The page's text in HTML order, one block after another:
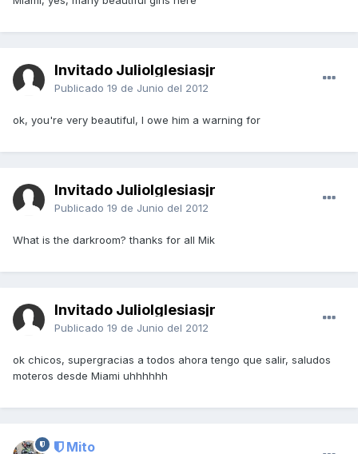
Invitado JulioIglesiasjr
Publicado 19 de Junio del 2012
ok, you're very beautiful, I owe him a warning for
Invitado JulioIglesiasjr
Publicado 19 de Junio del 2012
What is the darkroom? thanks for all Mik
Invitado JulioIglesiasjr
Publicado 19 de Junio del 2012
ok chicos, supergracias a todos ahora tengo que salir, saludos
moteros desde Miami uhhhhhh
Mito